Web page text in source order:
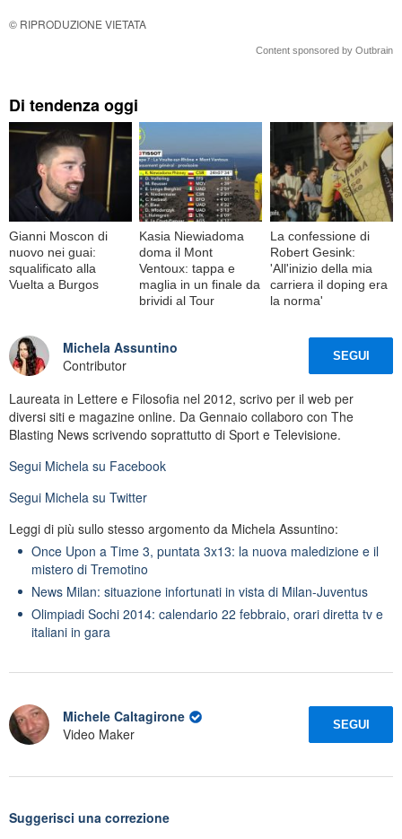
© RIPRODUZIONE VIETATA
Content sponsored by Outbrain
Di tendenza oggi
Gianni Moscon di
nuovo nei guai:
squalificato alla
Vuelta a Burgos
Kasia Niewiadoma
doma il Mont
Ventoux: tappa e
maglia in un finale da
brividi al Tour
La confessione di
Robert Gesink:
'All'inizio della mia
carriera il doping era
la norma'
Michela Assuntino
Contributor
SEGUI
Laureata in Lettere e Filosofia nel 2012, scrivo per il web per
diversi siti e magazine online. Da Gennaio collaboro con The
Blasting News scrivendo soprattutto di Sport e Televisione.
Segui Michela su Facebook
Segui Michela su Twitter
Leggi di più sullo stesso argomento da Michela Assuntino:
Once Upon a Time 3, puntata 3x13: la nuova maledizione e il
mistero di Tremotino
News Milan: situazione infortunati in vista di Milan-Juventus
Olimpiadi Sochi 2014: calendario 22 febbraio, orari diretta tv e
italiani in gara
Michele Caltagirone
Video Maker
SEGUI
Suggerisci una correzione